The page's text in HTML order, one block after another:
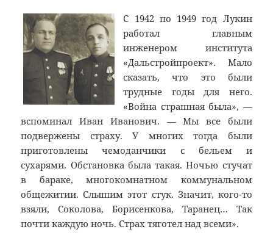
С 1942 по 1949 год Лукин
работал главным
инженером института
«Дальстройпроект». Мало
сказать, что это были
трудные годы для него.
«Война страшная была», —
вспоминал Иван Иванович. — Мы все были
подвержены страху. У многих тогда были
приготовлены чемоданчики с бельем и
сухарями. Обстановка была такая. Ночью стучат
в бараке, многокомнатном коммунальном
общежитии. Слышим этот стук. Значит, кого-то
взяли, Соколова, Борисенкова, Таранец… Так
почти каждую ночь. Страх тяготел над всеми».